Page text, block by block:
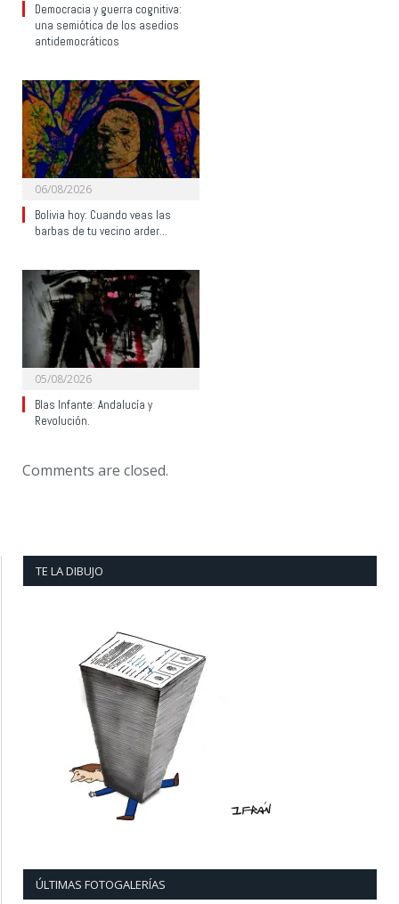
Democracia y guerra cognitiva:
una semiótica de los asedios
antidemocráticos
06/08/2026
Bolivia hoy: Cuando veas las
barbas de tu vecino arder…
05/08/2026
Blas Infante: Andalucía y
Revolución.
Comments are closed.
TE LA DIBUJO
ÚLTIMAS FOTOGALERÍAS